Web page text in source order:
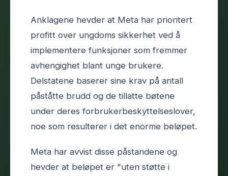
Anklagene hevder at Meta har prioritert
profitt over ungdoms sikkerhet ved å
implementere funksjoner som fremmer
avhengighet blant unge brukere.
Delstatene baserer sine krav på antall
påståtte brudd og de tillatte bøtene
under deres forbrukerbeskyttelseslover,
noe som resulterer i det enorme beløpet.
Meta har avvist disse påstandene og
hevder at beløpet er "uten støtte i